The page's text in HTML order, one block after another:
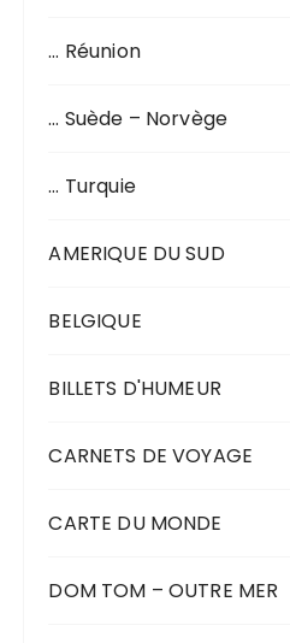
… Réunion
… Suède – Norvège
… Turquie
AMERIQUE DU SUD
BELGIQUE
BILLETS D'HUMEUR
CARNETS DE VOYAGE
CARTE DU MONDE
DOM TOM – OUTRE MER